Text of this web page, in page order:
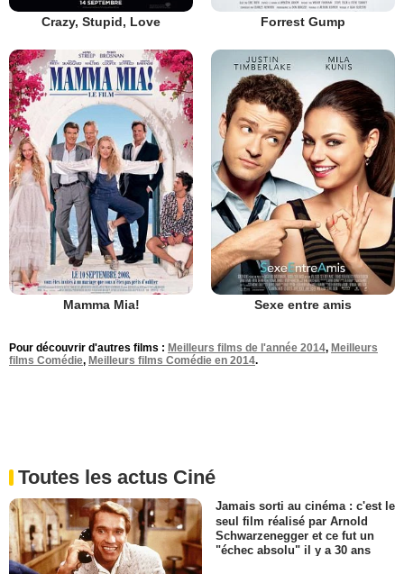
Crazy, Stupid, Love Forrest Gump
Mamma Mia! Sexe entre amis
Pour découvrir d'autres films : Meilleurs films de l'année 2014, Meilleurs
films Comédie, Meilleurs films Comédie en 2014.
Toutes les actus Ciné
Jamais sorti au cinéma : c'est le
seul film réalisé par Arnold
Schwarzenegger et ce fut un
"échec absolu" il y a 30 ans